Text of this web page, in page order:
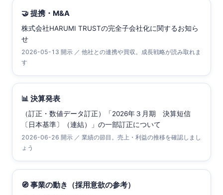
🤝 提携・M&A
株式会社HARUMI TRUSTの完全子会社化に関するお知ら
せ
2026-05-13 開示 ／ 他社との連携や買収。成長戦略が読み取れま
す
📊 決算発表
（訂正・数値データ訂正）「2026年３月期 決算短信
〔日本基準〕（連結）」の一部訂正について
2026-06-26 開示 ／ 業績の節目。売上・利益の推移を確認しまし
ょう
🧭 事業の動き（採用意欲の参考）